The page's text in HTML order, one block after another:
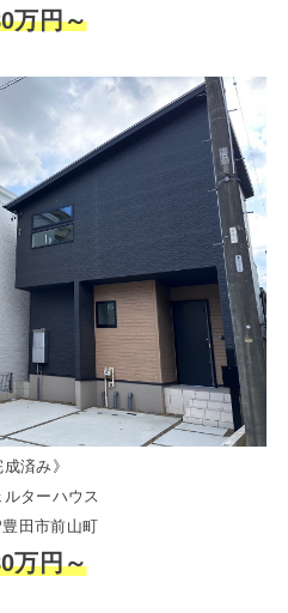
万円～
成済み》
ターハウス
田市前山町
万円～